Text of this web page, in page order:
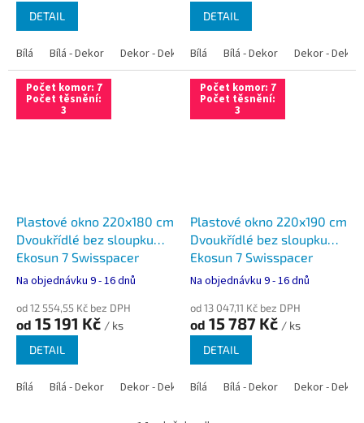
DETAIL
Bílá Bílá - Dekor Dekor - Dekor Bílá - Antracit Bílá - Zlatý dub
DETAIL
Bílá Bílá - Dekor Dekor - Dekor
Počet komor: 7
Počet těsnění:
3
Plastové okno 220x180 cm
Dvoukřídlé bez sloupku
Ekosun 7 Swisspacer
Ultimate
Na objednávku 9 - 16 dnů
od 12 554,55 Kč bez DPH
od 15 191 Kč / ks
DETAIL
Bílá Bílá - Dekor Dekor - Dekor Bílá - Antracit Bílá - Zlatý dub
Počet komor: 7
Počet těsnění:
3
Plastové okno 220x190 cm
Dvoukřídlé bez sloupku
Ekosun 7 Swisspacer
Ultimate
Na objednávku 9 - 16 dnů
od 13 047,11 Kč bez DPH
od 15 787 Kč / ks
DETAIL
Bílá Bílá - Dekor Dekor - Dekor